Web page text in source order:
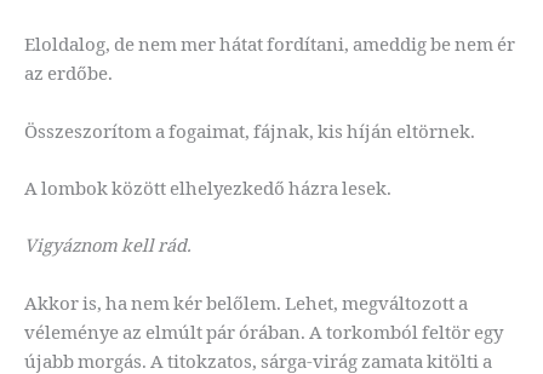
Eloldalog, de nem mer hátat fordítani, ameddig be nem ér
az erdőbe.
Összeszorítom a fogaimat, fájnak, kis híján eltörnek.
A lombok között elhelyezkedő házra lesek.
Vigyáznom kell rád.
Akkor is, ha nem kér belőlem. Lehet, megváltozott a
véleménye az elmúlt pár órában. A torkomból feltör egy
újabb morgás. A titokzatos, sárga-virág zamata kitölti a